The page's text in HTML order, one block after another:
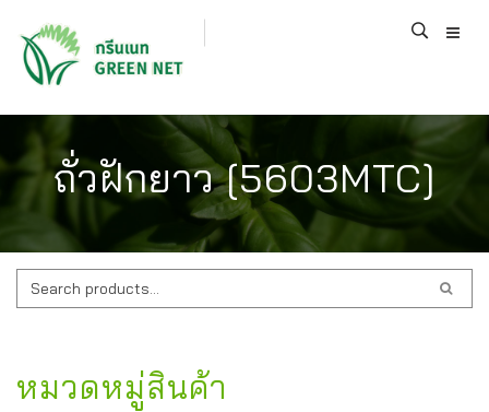
ถั่วฝักยาว [5603MTC]
ค้นหา:
หมวดหมู่สินค้า